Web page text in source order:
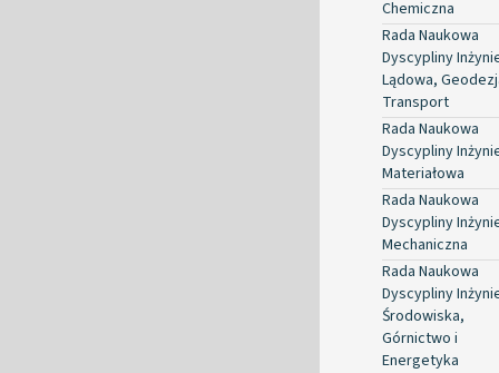
Chemiczna
Rada Naukowa
Dyscypliny
Lądowa,
Transport
Rada Naukowa
Dyscypliny
Materiałowa
Rada Naukowa
Dyscypliny
Mechaniczna
Rada Naukowa
Dyscypliny
Środowiska,
Górnictwo i
Energetyka